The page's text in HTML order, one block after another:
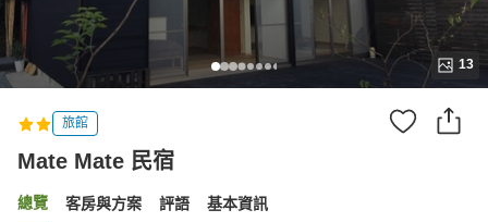
13
旅館
Mate Mate 民宿
總覽 客房與方案 評語 基本資訊